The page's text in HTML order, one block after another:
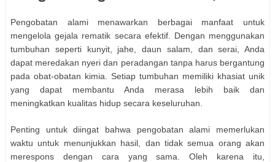
Pengobatan alami menawarkan berbagai manfaat untuk
mengelola gejala rematik secara efektif. Dengan menggunakan
tumbuhan seperti kunyit, jahe, daun salam, dan serai, Anda
dapat meredakan nyeri dan peradangan tanpa harus bergantung
pada obat-obatan kimia. Setiap tumbuhan memiliki khasiat unik
yang dapat membantu Anda merasa lebih baik dan
meningkatkan kualitas hidup secara keseluruhan.
Penting untuk diingat bahwa pengobatan alami memerlukan
waktu untuk menunjukkan hasil, dan tidak semua orang akan
merespons dengan cara yang sama. Oleh karena itu,